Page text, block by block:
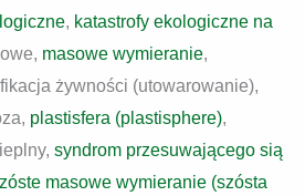
, katastrofy ekologiczne na
masowe wymieranie,
żywności (utowarowanie),
plastisfera (plastisphere),
syndrom przesuwającego sią
masowe wymieranie (szósta